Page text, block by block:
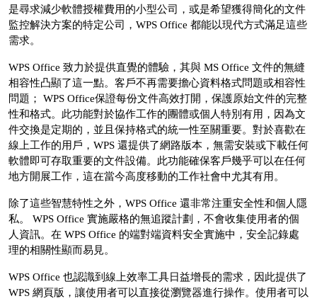
是尋求減少軟體授權費用的小型公司，或是希望獲得簡化的文件
監控解決方案的特定公司，WPS Office 都能以現代方式滿足這些
需求。
WPS Office 致力於提供直覺的體驗，其與 MS Office 文件的無縫
相容性凸顯了這一點。客戶不再需要擔心資料格式問題或相容性
問題； WPS Office保證每份文件高效打開，保護原始文件的完整
性和格式。此功能對於協作工作的團體或個人特別有用，因為文
件交換是定期的，並且保持格式的統一性至關重要。對於喜歡在
線上工作的用戶，WPS 還提供了網路版本，無需安裝或下載任何
軟體即可存取重要的文件設備。此功能確保客戶幾乎可以在任何
地方開展工作，這在當今高度移動的工作社會中尤其有用。
除了這些智慧特性之外，WPS Office 還非常注重安全性和個人隱
私。 WPS Office 實施嚴格的無追蹤計劃，不會收集使用者的個
人資訊。在 WPS Office 的端對端資料安全實施中，安全記錄處
理的相關性顯而易見。
WPS Office 也認識到線上效率工具日益增長的需求，因此提供了
WPS 網頁版，讓使用者可以直接從瀏覽器進行操作。使用者可以